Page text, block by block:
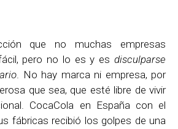
que no muchas empresas
pero no lo es y es disculparse
. No hay marca ni empresa, por
que sea, que esté libre de vivir
CocaCola en España con el
fábricas recibió los golpes de una